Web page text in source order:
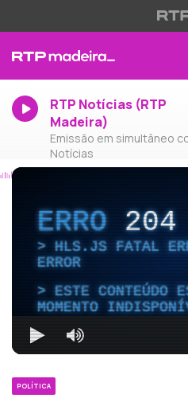
RTP Notícias (RTP
Madeira)
Emissão em simultâneo
Notícias
ERRO204
HLS.JS FATAL
ERROR
ESTE CONTEÚDO
MOMENTO
POLÍTICA